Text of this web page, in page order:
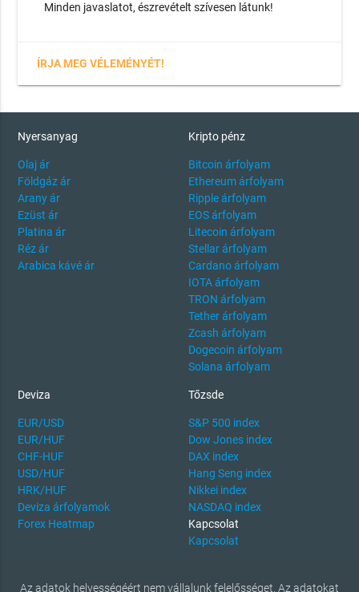
Minden javaslatot, észrevételt szívesen látunk!
ÍRJA MEG VÉLEMÉNYÉT!
Nyersanyag
Olaj ár
Földgáz ár
Arany ár
Ezüst ár
Platina ár
Réz ár
Arabica kávé ár
Kripto pénz
Bitcoin árfolyam
Ethereum árfolyam
Ripple árfolyam
EOS árfolyam
Litecoin árfolyam
Stellar árfolyam
Cardano árfolyam
IOTA árfolyam
TRON árfolyam
Tether árfolyam
Zcash árfolyam
Dogecoin árfolyam
Solana árfolyam
Deviza
EUR/USD
EUR/HUF
CHF-HUF
USD/HUF
HRK/HUF
Deviza árfolyamok
Forex Heatmap
Tőzsde
S&P 500 index
Dow Jones index
DAX index
Hang Seng index
Nikkei index
NASDAQ index
Kapcsolat
Kapcsolat
Az adatok helyességéért nem vállalunk felelősséget. Az adatokat